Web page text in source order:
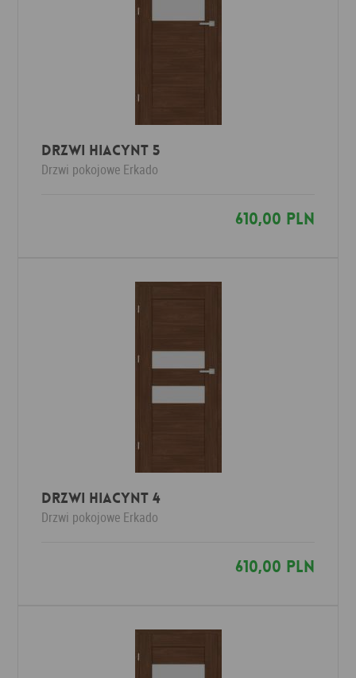
Drzwi HIACYNT 5
Drzwi pokojowe Erkado
610,00 PLN
Drzwi HIACYNT 4
Drzwi pokojowe Erkado
610,00 PLN